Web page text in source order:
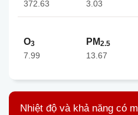
372.63 3.03
O3
7.99
PM2.5
13.67
Nhiệt độ và khả năng có